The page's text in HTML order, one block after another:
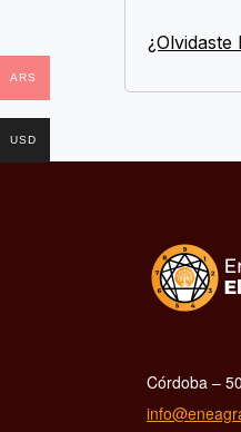
¿Olvidaste
Córdoba –
ARS
USD